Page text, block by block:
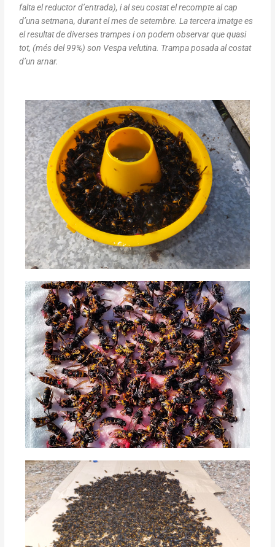
falta el reductor d’entrada), i al seu costat el recompte al cap
d’una setmana, durant el mes de setembre. La tercera imatge es
el resultat de diverses trampes i on podem observar que quasi
tot, (més del 99%) son Vespa velutina. Trampa posada al costat
d’un arnar.